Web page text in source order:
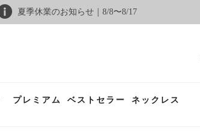
夏季休業のお知らせ｜8/8〜8/17
プレミアム ベストセラー ネックレス